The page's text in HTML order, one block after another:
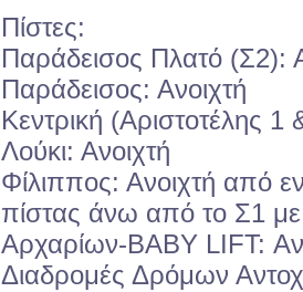
Πίστες:
Παράδεισος Πλατό (Σ2):
Παράδεισος: Ανοιχτή
Κεντρική (Αριστοτέλης 1
Λούκι: Ανοιχτή
Φίλιππος: Ανοιχτή από
πίστας άνω από το Σ1
Αρχαρίων-BABY LIFT:
Διαδρομές Δρόμων